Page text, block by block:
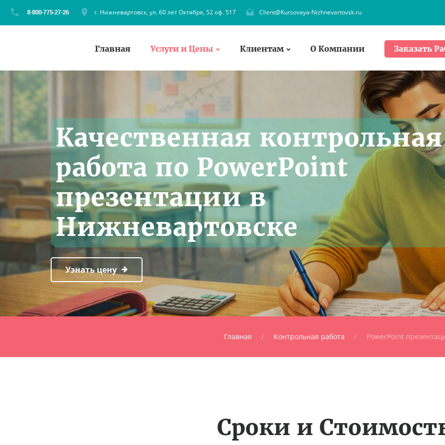
г. Нижневартовск, ул. 60 лет Октября, 52 оф. 517 Client@Kursovaya-Nizhnevartovsk.ru
Главная Услуги и Цены Клиентам О Компании Заказать
Качественная контрольная
работа по PowerPoint
презентации в
Нижневартовске
Узнать цену
Главная Контрольная работа PowerPoint
Сроки и